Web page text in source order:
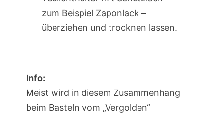
zum Beispiel Zaponlack –
überziehen und trocknen lassen.
Info:
Meist wird in diesem Zusammenhang
beim Basteln vom „Vergolden“